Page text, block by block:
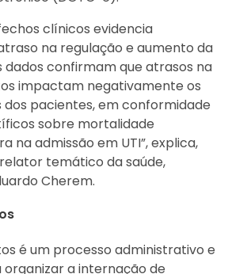
clínicos evidencia
na regulação e aumento da
dados confirmam que atrasos na
impactam negativamente os
pacientes, em conformidade
sobre mortalidade
na admissão em UTI”, explica,
temático da saúde,
Cherem.
é um processo administrativo e
organizar a internação de